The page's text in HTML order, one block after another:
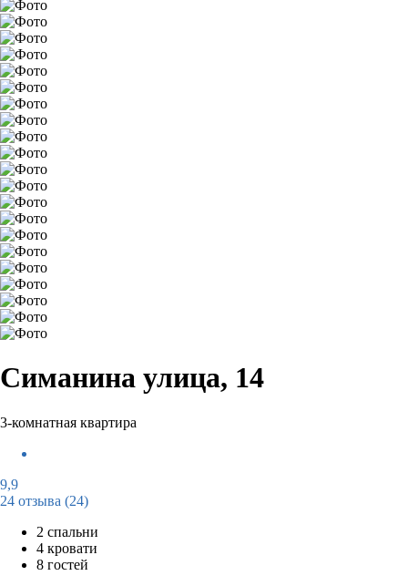
Симанина улица, 14
3-комнатная квартира
9,9
24 отзыва (24)
2 спальни
4 кровати
8 гостей